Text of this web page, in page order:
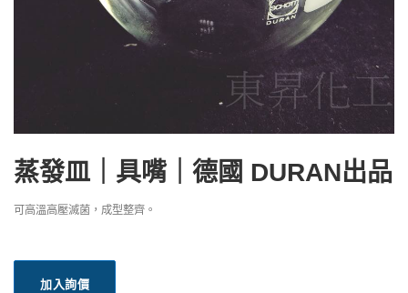
蒸發皿｜具嘴｜德國 DURAN出品
可高溫高壓滅菌，成型整齊。
加入詢價